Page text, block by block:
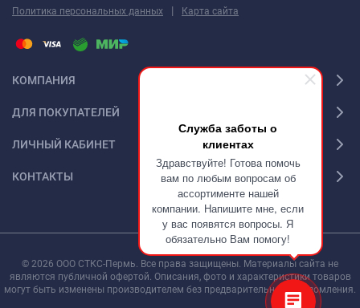
Служба заботы о
клиентах
Здравствуйте! Готова помочь
вам по любым вопросам об
ассортименте нашей
компании. Напишите мне, если
у вас появятся вопросы. Я
обязательно Вам помогу!
Политика персональных данных | Карта сайта
КОМПАНИЯ
ДЛЯ ПОКУПАТЕЛЕЙ
ЛИЧНЫЙ КАБИНЕТ
КОНТАКТЫ
© 2026 ООО СТКС-Пермь. Все права защищены. Материалы сайта не
являются публичной офертой. Описания, фото и характеристики товаров
могут быть изменены производителем без предварительного уведомления.